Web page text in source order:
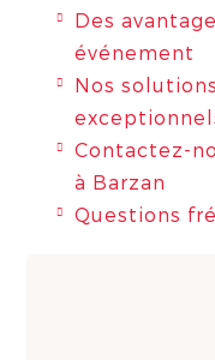
Des
événement
Nos
Contactez-
à Barzan
Questions